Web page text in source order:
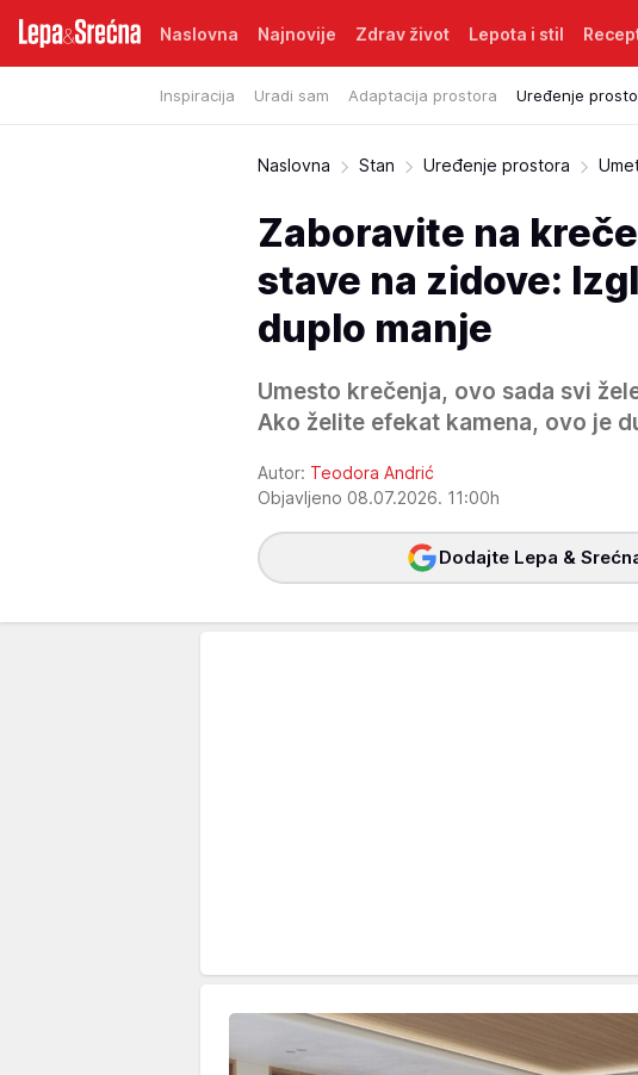
Naslovna Najnovije Zdrav život Lepota i stil
Inspiracija Uradi sam Adaptacija prostora Uređenje
Naslovna Stan Uređenje prostora
Zaboravite na
stave na zidove:
duplo manje
Umesto krečenja, ovo sada svi
Ako želite efekat kamena, ovo je
Autor: Teodora Andrić
Objavljeno 08.07.2026. 11:00h
Dodajte Lepa &